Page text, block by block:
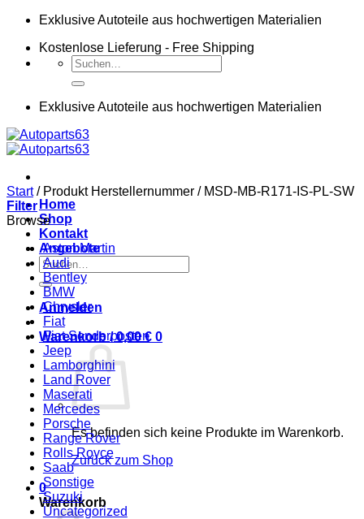
Zum
springen
Exklusive Autoteile aus hochwertigen Materialien
Kostenlose Lieferung - Free Shipping
Suchen
nach:
Exklusive Autoteile aus hochwertigen Materialien
Home
Shop
Kontakt
Angebote
Suchen
nach:
Anmelden
Warenkorb /0,00€ 0
Es befinden sich keine Produkte im Warenkorb.
Zurück zum Shop
0
Warenkorb
Start /Produkt Herstellernummer /MSD-MB-R171-IS-PL-SW
Filter
Browse
Aston Martin
Audi
Bentley
BMW
Chrysler
Fiat
Fiat Sonderposten
Jeep
Lamborghini
Land Rover
Maserati
Mercedes
Porsche
Range Rover
Rolls Royce
Saab
Sonstige
Suzuki
Uncategorized